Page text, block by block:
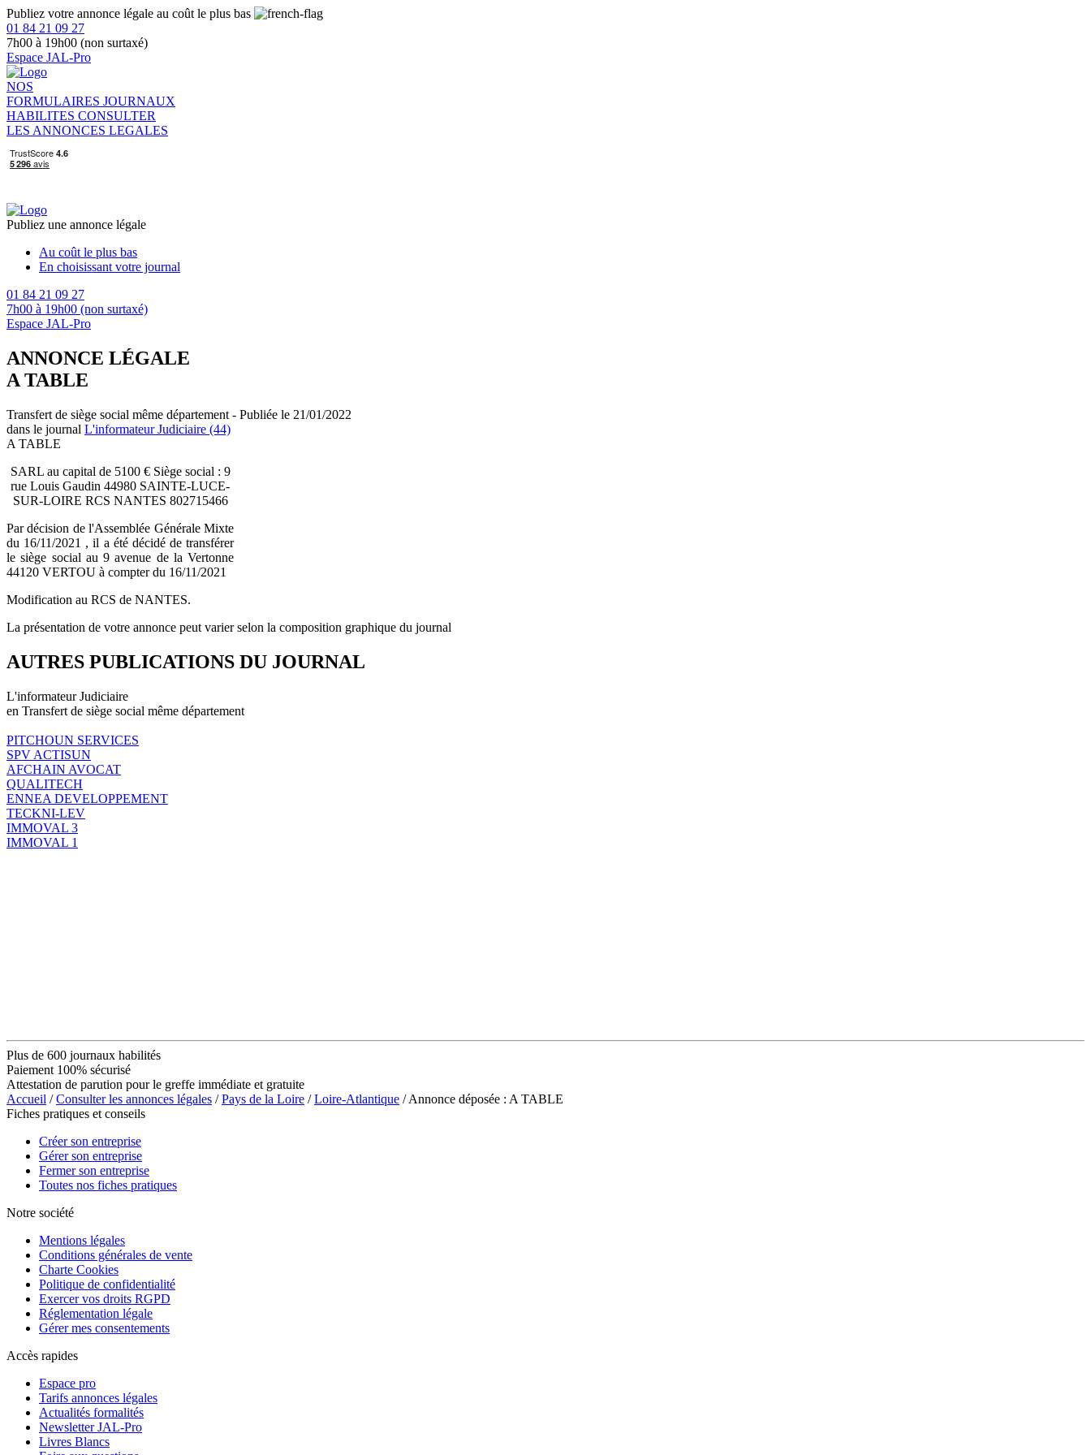
Publiez votre annonce légale au coût le plus bas
01 84 21 09 27
7h00 à 19h00 (non surtaxé)
Espace JAL-Pro
NOS
FORMULAIRES JOURNAUX
HABILITES CONSULTER
LES ANNONCES LEGALES
Publiez une annonce légale
Au coût le plus bas
En choisissant votre journal
01 84 21 09 27
7h00 à 19h00 (non surtaxé)
Espace JAL-Pro
ANNONCE LÉGALE
A TABLE
Transfert de siège social même département - Publiée le 21/01/2022
dans le journal L'informateur Judiciaire (44)
A TABLE
SARL au capital de 5100 € Siège social : 9
rue Louis Gaudin 44980 SAINTE-LUCE-
SUR-LOIRE RCS NANTES 802715466
Par décision de l'Assemblée Générale Mixte
du 16/11/2021 , il a été décidé de transférer
le siège social au 9 avenue de la Vertonne
44120 VERTOU à compter du 16/11/2021
Modification au RCS de NANTES.
La présentation de votre annonce peut varier selon la composition graphique du journal
AUTRES PUBLICATIONS DU JOURNAL
L'informateur Judiciaire
en Transfert de siège social même département
PITCHOUN SERVICES
SPV ACTISUN
AFCHAIN AVOCAT
QUALITECH
ENNEA DEVELOPPEMENT
TECKNI-LEV
IMMOVAL 3
IMMOVAL 1
Plus de 600 journaux habilités
Paiement 100% sécurisé
Attestation de parution pour le greffe immédiate et gratuite
Accueil /Consulter les annonces légales /Pays de la Loire /Loire-Atlantique / Annonce déposée : A TABLE
Fiches pratiques et conseils
Créer son entreprise
Gérer son entreprise
Fermer son entreprise
Toutes nos fiches pratiques
Notre société
Mentions légales
Conditions générales de vente
Charte Cookies
Politique de confidentialité
Exercer vos droits RGPD
Réglementation légale
Gérer mes consentements
Accès rapides
Espace pro
Tarifs annonces légales
Actualités formalités
Newsletter JAL-Pro
Livres Blancs